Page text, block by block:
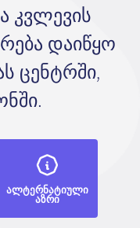
კვლევის
დაიწყო
ცენტრში,
ალტერნატიული
აზრი